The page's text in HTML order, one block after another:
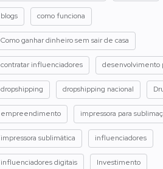
blogs como funciona
Como ganhar dinheiro sem sair de casa
contratar influenciadores desenvolvimento
dropshipping dropshipping nacional
empreendimento impressora para
impressora sublimática influenciadores
influenciadores digitais Investimento